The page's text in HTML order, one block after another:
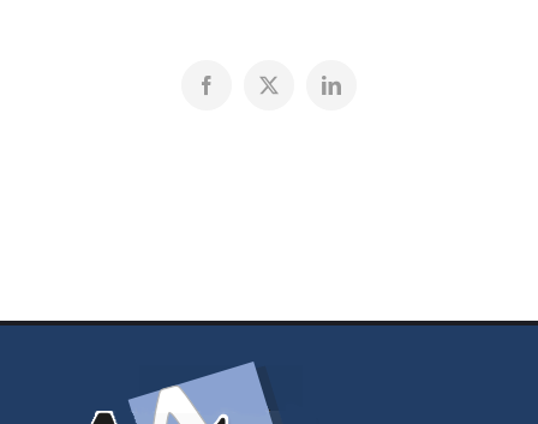
Facebook
X LinkedIn